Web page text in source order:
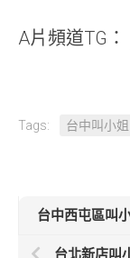
A片頻道TG：
Tags: 台中叫小姐